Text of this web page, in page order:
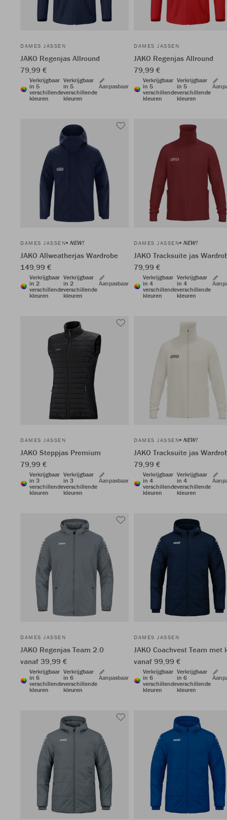
DAMES JASSEN
JAKO Regenjas Allround
79,99 €
Verkrijgbaar
in 5
verschillende
kleuren
Verkrijgbaar
in 5
verschillende
kleuren
Aanpasbaar
DAMES JASSEN
JAKO Regenjas Allround
79,99 €
Verkrijgbaar
in 5
verschillende
kleuren
Verkrijgbaar
in 5
verschillende
kleuren
DAMES JASSEN NEW!
JAKO Allweatherjas Wardrobe
149,99 €
Verkrijgbaar
in 2
verschillende
kleuren
Verkrijgbaar
in 2
verschillende
kleuren
Aanpasbaar
DAMES JASSEN NEW!
JAKO Tracksuite jas
79,99 €
Verkrijgbaar
in 4
verschillende
kleuren
Verkrijgbaar
in 4
verschillende
kleuren
DAMES JASSEN
JAKO Steppjas Premium
79,99 €
Verkrijgbaar
in 3
verschillende
kleuren
Verkrijgbaar
in 3
verschillende
kleuren
Aanpasbaar
DAMES JASSEN NEW!
JAKO Tracksuite jas
79,99 €
Verkrijgbaar
in 4
verschillende
kleuren
Verkrijgbaar
in 4
verschillende
kleuren
DAMES JASSEN
JAKO Regenjas Team 2.0
vanaf 39,99 €
Verkrijgbaar
in 6
verschillende
kleuren
Verkrijgbaar
in 6
verschillende
kleuren
Aanpasbaar
DAMES JASSEN
JAKO Coachvest Team met
vanaf 99,99 €
Verkrijgbaar
in 6
verschillende
kleuren
Verkrijgbaar
in 6
verschillende
kleuren